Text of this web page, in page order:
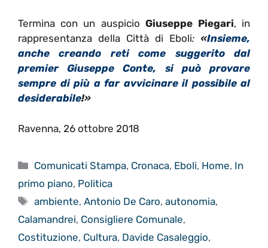
Termina con un auspicio Giuseppe Piegari, in
rappresentanza della Città di Eboli: «Insieme,
anche creando reti come suggerito dal
premier Giuseppe Conte, si può provare
sempre di più a far avvicinare il possibile al
desiderabile!»
Ravenna, 26 ottobre 2018
Categorie
Comunicati Stampa, Cronaca, Eboli, Home, In
primo piano, Politica
Tag
ambiente,Antonio De Caro,autonomia,
Calamandrei, Consigliere Comunale,
Costituzione, Cultura, Davide Casaleggio,